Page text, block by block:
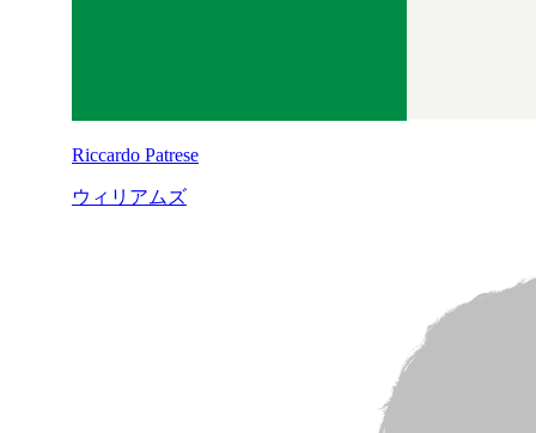
Riccardo Patrese
ウィリアムズ